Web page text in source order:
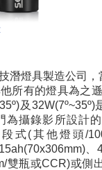
潛燈具製造公司
所有的燈具為之
及
為攝錄影所設計
段式(其他燈頭/
雙瓶或CCR)或側